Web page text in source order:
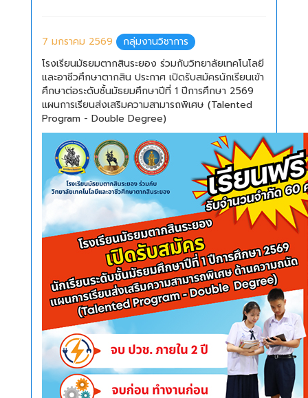
7 มกราคม 2569
กลุ่มงานวิชาการ
โรงเรียนมัธยมตากสินระยอง ร่วมกับวิทยาลัยเทคโนโลยี
และอาชีวศึกษาตากสิน ประกาศ เปิดรับสมัครนักเรียนเข้า
ศึกษาต่อระดับชั้นมัธยมศึกษาปีที่ 1 ปีการศึกษา 2569
แผนการเรียนส่งเสริมความสามารถพิเศษ (Talented
Program - Double Degree)